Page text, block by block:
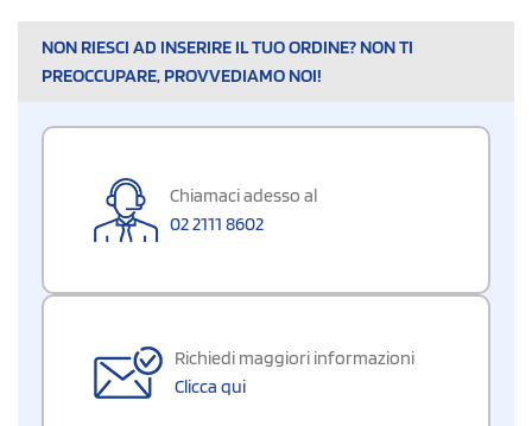
NON RIESCI AD INSERIRE IL TUO ORDINE? NON TI
PREOCCUPARE, PROVVEDIAMO NOI!
Chiamaci adesso al
02 2111 8602
Richiedi maggiori informazioni
Clicca qui